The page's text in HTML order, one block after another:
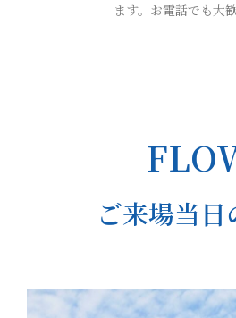
ます。お電話でも大
ご来場当